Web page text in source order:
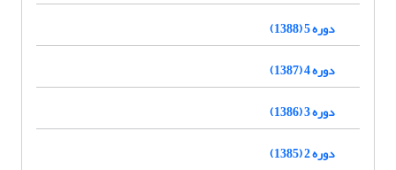
دوره 5 (1388)
دوره 4 (1387)
دوره 3 (1386)
دوره 2 (1385)